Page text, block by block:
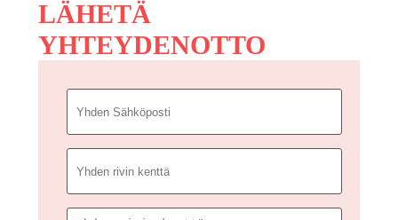
LÄHETÄ
YHTEYDENOTTO